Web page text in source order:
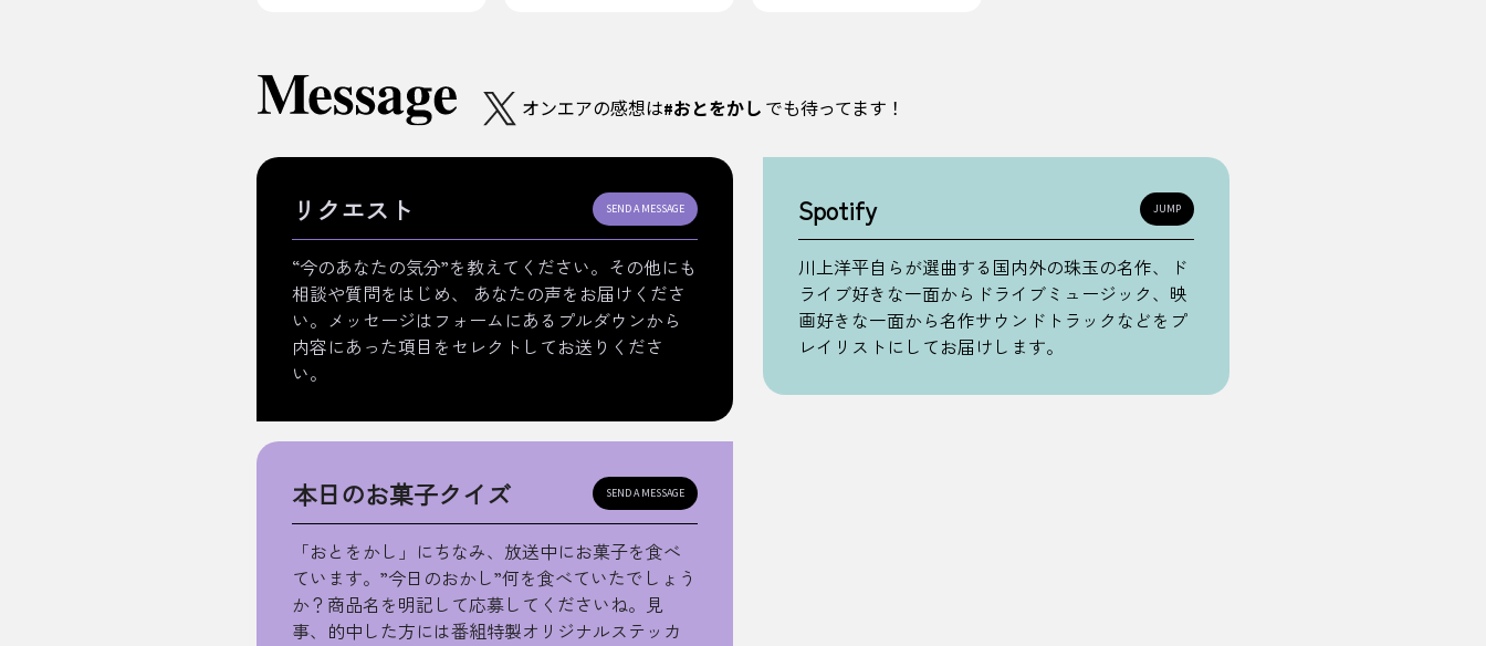
オンエアの感想は#おとをかし でも待ってます！
リクエスト SEND A MESSAGE
“今のあなたの気分”を教えてください。その他にも
相談や質問をはじめ、 あなたの声をお届けくださ
い。メッセージはフォームにあるプルダウンから
内容にあった項目をセレクトしてお送りくださ
い。
Spotify JUMP
川上洋平自らが選曲する国内外の珠玉の名作、ド
ライブ好きな一面からドライブミュージック、映
画好きな一面から名作サウンドトラックなどをプ
レイリストにしてお届けします。
本日のお菓子クイズ SEND A MESSAGE
「おとをかし」にちなみ、放送中にお菓子を食べ
ています。”今日のおかし”何を食べていたでしょう
か？商品名を明記して応募してくださいね。見
事、的中した方には番組特製オリジナルステッカ